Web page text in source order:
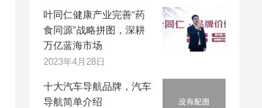
叶同仁健康产业完善“药
食同源”战略拼图，深耕
万亿蓝海市场
2023年4月28日
十大汽车导航品牌，汽车
导航简单介绍